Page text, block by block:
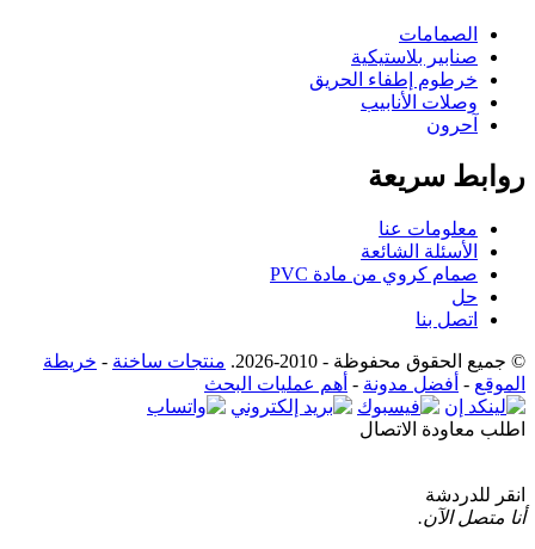
الصمامات
صنابير بلاستيكية
خرطوم إطفاء الحريق
وصلات الأنابيب
آحرون
روابط سريعة
معلومات عنا
الأسئلة الشائعة
صمام كروي من مادة PVC
حل
اتصل بنا
© جميع الحقوق محفوظة - 2010-2026. منتجات ساخنة - خريطة
الموقع - أفضل مدونة - أهم عمليات البحث
اطلب معاودة الاتصال
انقر للدردشة
أنا متصل الآن.